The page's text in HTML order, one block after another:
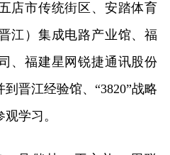
店市传统街区、安踏体育
江）集成电路产业馆、福
、福建星网锐捷通讯股份
晋江经验馆、“3820”战略
学习。